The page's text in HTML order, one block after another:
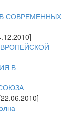
СОВРЕМЕННЫХ
В